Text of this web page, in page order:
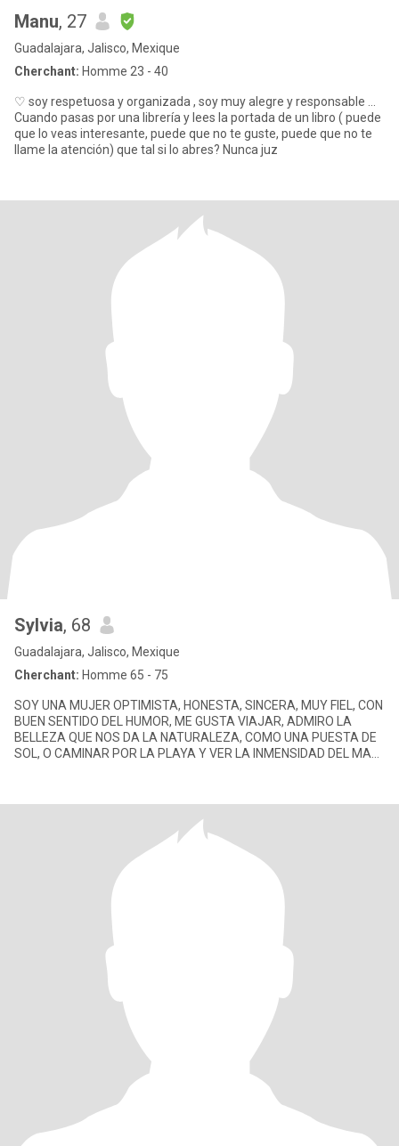
Manu, 27
Guadalajara, Jalisco, Mexique
Cherchant: Homme 23 - 40
♡ soy respetuosa y organizada , soy muy alegre y responsable ...
Cuando pasas por una librería y lees la portada de un libro ( puede
que lo veas interesante, puede que no te guste, puede que no te
llame la atención) que tal si lo abres? Nunca juz
Sylvia, 68
Guadalajara, Jalisco, Mexique
Cherchant: Homme 65 - 75
SOY UNA MUJER OPTIMISTA, HONESTA, SINCERA, MUY FIEL, CON
BUEN SENTIDO DEL HUMOR, ME GUSTA VIAJAR, ADMIRO LA
BELLEZA QUE NOS DA LA NATURALEZA, COMO UNA PUESTA DE
SOL, O CAMINAR POR LA PLAYA Y VER LA INMENSIDAD DEL MAR,